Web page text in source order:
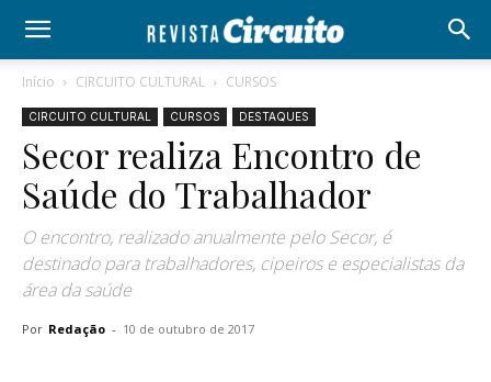
Início CIRCUITO CULTURAL CURSOS
CIRCUITO CULTURAL CURSOS DESTAQUES
Secor realiza Encontro de
Saúde do Trabalhador
O encontro, realizado anualmente pelo Secor, é
destinado para trabalhadores, cipeiros e especialistas da
área da saúde
Por Redação - 10 de outubro de 2017